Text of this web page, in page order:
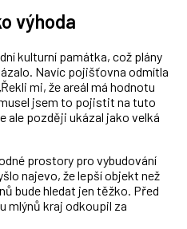
výhoda
kulturní památka, což plány
Navíc pojišťovna odmítla
mi, že areál má hodnotu
jsem to pojistit na tuto
ale později ukázal jako velká
prostory pro vybudování
najevo, že lepší objekt než
bude hledat jen těžko. Před
mlýnů kraj odkoupil za